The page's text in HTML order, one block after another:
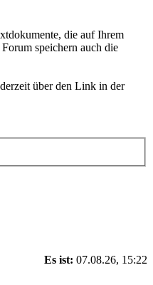
die auf Ihrem
speichern auch die
über den Link in der
Es ist: 07.08.26, 15:22